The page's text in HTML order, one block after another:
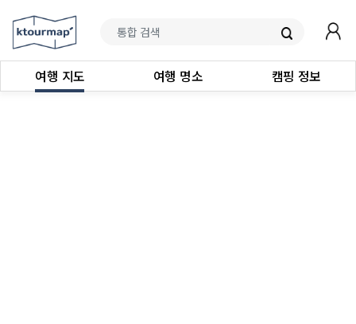
여행 지도 여행 명소 캠핑 정보